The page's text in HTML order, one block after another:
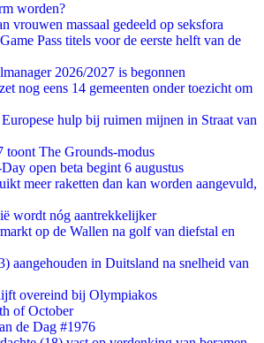
worden?
vrouwen massaal gedeeld op seksfora
Pass titels voor de eerste helft van de
2026/2027 is begonnen
nog eens 14 gemeenten onder toezicht om
hulp bij ruimen mijnen in Straat van
toont The Grounds-modus
open beta begint 6 augustus
meer raketten dan kan worden aangevuld,
wordt nóg aantrekkelijker
op de Wallen na golf van diefstal en
aangehouden in Duitsland na snelheid van
overeind bij Olympiakos
of October
de Dag #1976